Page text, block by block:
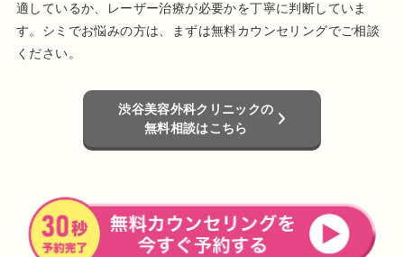
適しているか、レーザー治療が必要かを丁寧に判断していま
す。シミでお悩みの方は、まずは無料カウンセリングでご相談
ください。
渋谷美容外科クリニックの
無料相談はこちら